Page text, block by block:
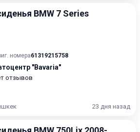
BMW 7 Series
номера61319215758
"Bavaria"
отзывов
23 дня назад